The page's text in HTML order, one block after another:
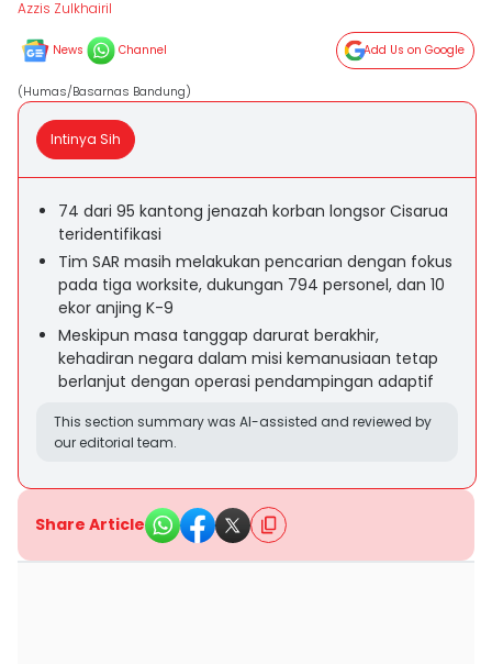
Azzis Zulkhairil
News Channel Add Us on Google
(Humas/Basarnas Bandung)
Intinya Sih
74 dari 95 kantong jenazah korban longsor Cisarua
teridentifikasi
Tim SAR masih melakukan pencarian dengan fokus
pada tiga worksite, dukungan 794 personel, dan 10
ekor anjing K-9
Meskipun masa tanggap darurat berakhir,
kehadiran negara dalam misi kemanusiaan tetap
berlanjut dengan operasi pendampingan adaptif
This section summary was AI-assisted and reviewed by
our editorial team.
Share Article